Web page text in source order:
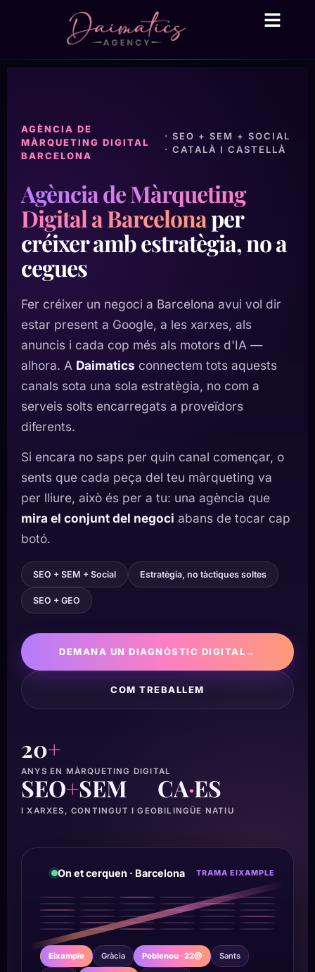
AGÈNCIA DE
MÀRQUETING DIGITAL
BARCELONA
· SEO + SEM + SOCIAL
· CATALÀ I CASTELLÀ
Agència de Màrqueting
Digital a Barcelonaper
créixer amb estratègia, no a
cegues
Fer créixer un negoci a Barcelona avui vol dir
estar present a Google, a les xarxes, als
anuncis i cada cop més als motors d'IA —
alhora. A Daimatics connectem tots aquests
canals sota una sola estratègia, no com a
serveis solts encarregats a proveïdors
diferents.
Si encara no saps per quin canal començar, o
sents que cada peça del teu màrqueting va
per lliure, això és per a tu: una agència que
mira el conjunt del negoci abans de tocar cap
botó.
SEO + SEM + Social Estratègia, no tàctiques soltes
SEO + GEO
DEMANA UN DIAGNÒSTIC DIGITAL→
COM TREBALLEM
20+
ANYS EN MÀRQUETING DIGITAL
SEO+SEM
I XARXES, CONTINGUT I GEO
CA·ES
BILINGÜE NATIU
On et cerquen · Barcelona TRAMA EIXAMPLE
Eixample Gràcia Poblenou · 22@ Sants
Daima Business AI
● En línia